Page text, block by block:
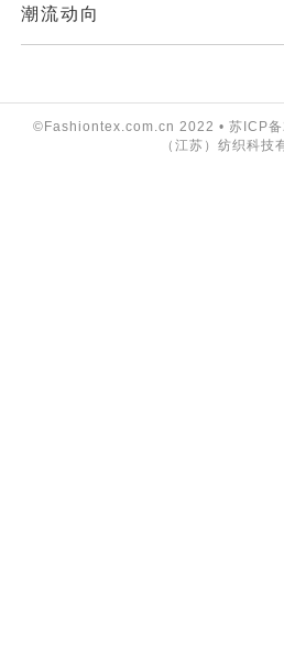
潮流动向
©Fashiontex.com.cn 2022 • 苏ICP
（江苏）纺织科技